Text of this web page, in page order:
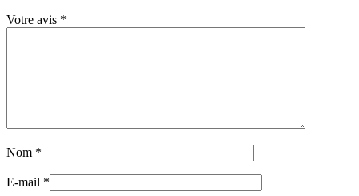
Votre avis *
Nom *
E-mail *